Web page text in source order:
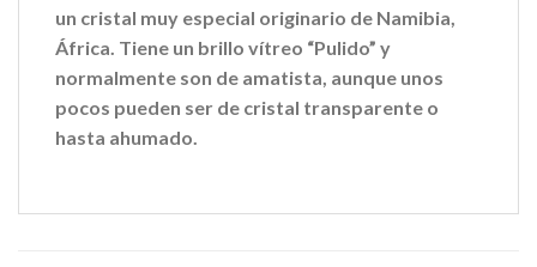
un cristal muy especial originario de Namibia,
África. Tiene un brillo vítreo “Pulido” y
normalmente son de amatista, aunque unos
pocos pueden ser de cristal transparente o
hasta ahumado.